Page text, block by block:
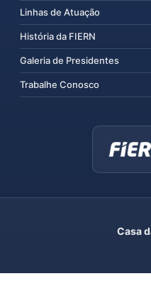
Linhas de Atuação
História da FIERN
Galeria de Presidentes
Trabalhe Conosco
Casa